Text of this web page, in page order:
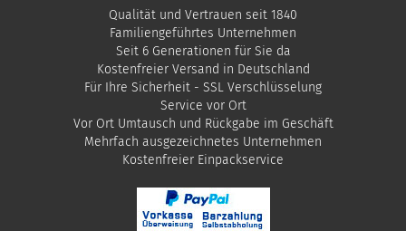
Qualität und Vertrauen seit 1840
Familiengeführtes Unternehmen
Seit 6 Generationen für Sie da
Kostenfreier Versand in Deutschland
Für Ihre Sicherheit - SSL Verschlüsselung
Service vor Ort
Vor Ort Umtausch und Rückgabe im Geschäft
Mehrfach ausgezeichnetes Unternehmen
​Kostenfreier Einpackservice